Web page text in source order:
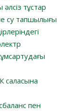
тұстар
су тапшылығы
саласына
пен